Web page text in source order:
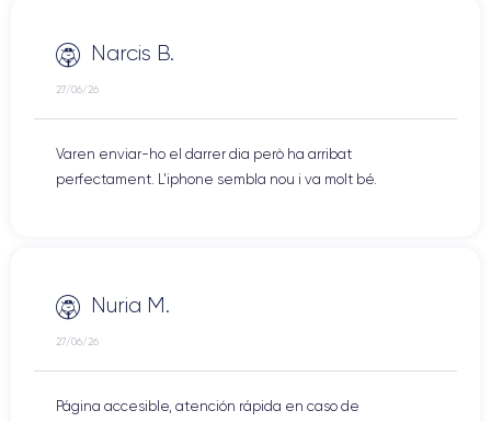
Narcis B.
27/06/26
Varen enviar-ho el darrer dia però ha arribat
perfectament. L'iphone sembla nou i va molt bé.
Nuria M.
27/06/26
Página accesible, atención rápida en caso de